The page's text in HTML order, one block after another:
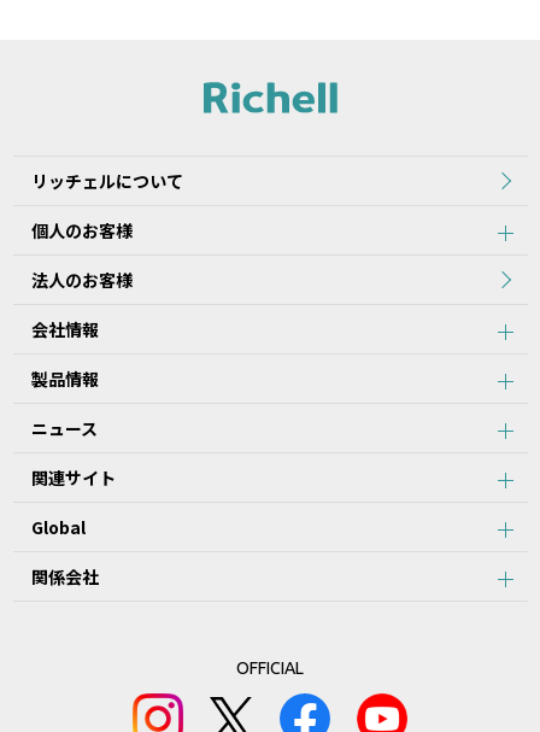
リッチェルについて
個人のお客様
法人のお客様
会社情報
製品情報
ニュース
関連サイト
Global
関係会社
OFFICIAL